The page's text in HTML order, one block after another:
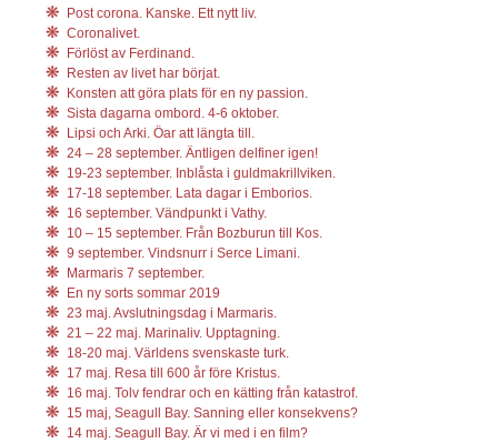
Post corona. Kanske. Ett nytt liv.
Coronalivet.
Förlöst av Ferdinand.
Resten av livet har börjat.
Konsten att göra plats för en ny passion.
Sista dagarna ombord. 4-6 oktober.
Lipsi och Arki. Öar att längta till.
24 – 28 september. Äntligen delfiner igen!
19-23 september. Inblåsta i guldmakrillviken.
17-18 september. Lata dagar i Emborios.
16 september. Vändpunkt i Vathy.
10 – 15 september. Från Bozburun till Kos.
9 september. Vindsnurr i Serce Limani.
Marmaris 7 september.
En ny sorts sommar 2019
23 maj. Avslutningsdag i Marmaris.
21 – 22 maj. Marinaliv. Upptagning.
18-20 maj. Världens svenskaste turk.
17 maj. Resa till 600 år före Kristus.
16 maj. Tolv fendrar och en kätting från katastrof.
15 maj, Seagull Bay. Sanning eller konsekvens?
14 maj. Seagull Bay. Är vi med i en film?